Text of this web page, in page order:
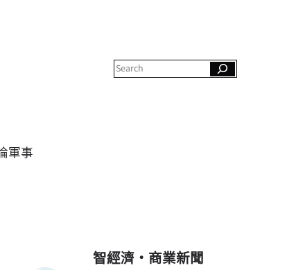
c
軍事
智經濟・商業新聞